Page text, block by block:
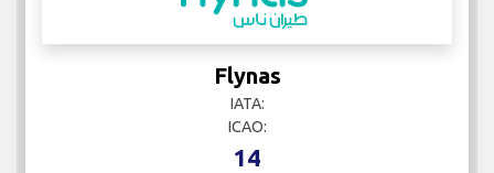
Flynas
IATA:
ICAO:
14